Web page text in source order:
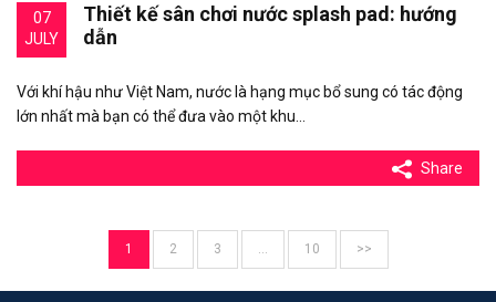
07
JULY
Thiết kế sân chơi nước splash pad: hướng
dẫn
Với khí hậu như Việt Nam, nước là hạng mục bổ sung có tác động
lớn nhất mà bạn có thể đưa vào một khu…
Share
1 2 3 10 >>